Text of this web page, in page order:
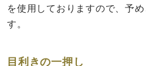
を使用しておりますので、予
す。
目利きの一押し